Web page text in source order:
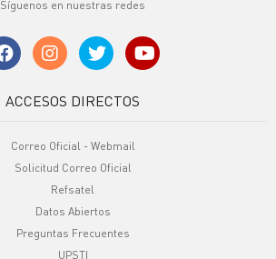
Síguenos en nuestras redes
ACCESOS DIRECTOS
Correo Oficial - Webmail
Solicitud Correo Oficial
Refsatel
Datos Abiertos
Preguntas Frecuentes
UPSTI